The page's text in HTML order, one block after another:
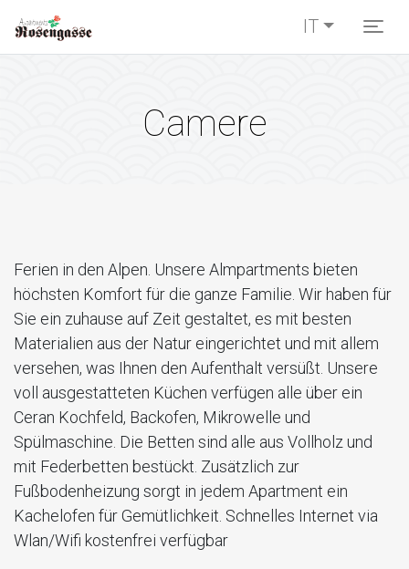
IT
Camere
Ferien in den Alpen. Unsere Almpartments bieten
höchsten Komfort für die ganze Familie. Wir haben für
Sie ein zuhause auf Zeit gestaltet, es mit besten
Materialien aus der Natur eingerichtet und mit allem
versehen, was Ihnen den Aufenthalt versüßt. Unsere
voll ausgestatteten Küchen verfügen alle über ein
Ceran Kochfeld, Backofen, Mikrowelle und
Spülmaschine. Die Betten sind alle aus Vollholz und
mit Federbetten bestückt. Zusätzlich zur
Fußbodenheizung sorgt in jedem Apartment ein
Kachelofen für Gemütlichkeit. Schnelles Internet via
Wlan/Wifi kostenfrei verfügbar